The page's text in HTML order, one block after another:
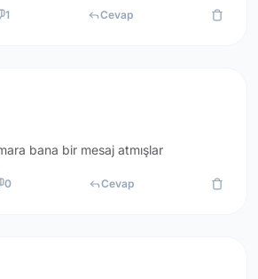
1 Cevap
bana bir mesaj atmışlar
0 Cevap